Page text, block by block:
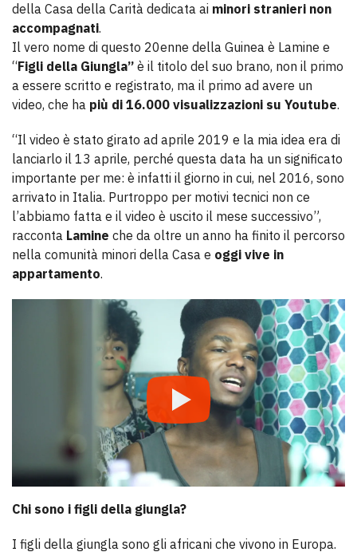
della Casa della Carità dedicata ai minori stranieri non
accompagnati.
Il vero nome di questo 20enne della Guinea è Lamine e
“Figli della Giungla” è il titolo del suo brano, non il primo
a essere scritto e registrato, ma il primo ad avere un
video, che ha più di 16.000 visualizzazioni su Youtube.
“Il video è stato girato ad aprile 2019 e la mia idea era di
lanciarlo il 13 aprile, perché questa data ha un significato
importante per me: è infatti il giorno in cui, nel 2016, sono
arrivato in Italia. Purtroppo per motivi tecnici non ce
l’abbiamo fatta e il video è uscito il mese successivo”,
racconta Lamine che da oltre un anno ha finito il percorso
nella comunità minori della Casa e oggi vive in
appartamento.
Chi sono i figli della giungla?
I figli della giungla sono gli africani che vivono in Europa.